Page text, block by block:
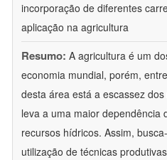
incorporação de diferentes
aplicação na agricultura
Resumo: A agricultura é um
economia mundial, porém,
desta área está a escassez
leva a uma maior dependência
recursos hídricos. Assim,
utilização de técnicas